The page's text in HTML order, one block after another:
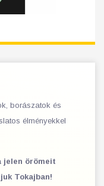
borászatok és
élményekkel
jelen örömeit
Tokajban!